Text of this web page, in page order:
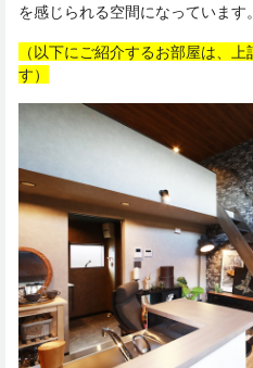
を感じられる空間になっています。
（以下にご紹介するお部屋は、
す）